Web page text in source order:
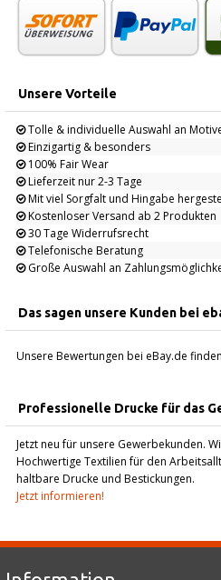
Unsere Vorteile
Tolle & individuelle Auswahl an
Einzigartig & besonders
100% Fair Wear
Lieferzeit nur 2-3 Tage
Mit viel Sorgfalt und Hingabe
Kostenloser Versand ab 2 Produkten
30 Tage Widerrufsrecht
Telefonische Beratung
Große Auswahl an
Das sagen unsere Kunden bei
Unsere Bewertungen bei eBay.de
Professionelle Drucke für das
Jetzt neu für unsere Gewerbekunden.
Hochwertige Textilien für den
haltbare Drucke und Bestickungen.
Jetzt informieren!